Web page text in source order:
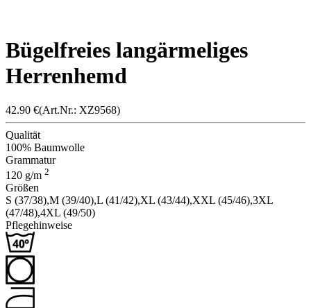
Bügelfreies langärmeliges
Herrenhemd
42.90 €(Art.Nr.: XZ9568)
Qualität
100% Baumwolle
Grammatur
120 g/m 2
Größen
S (37/38),M (39/40),L (41/42),XL (43/44),XXL (45/46),3XL
(47/48),4XL (49/50)
Pflegehinweise